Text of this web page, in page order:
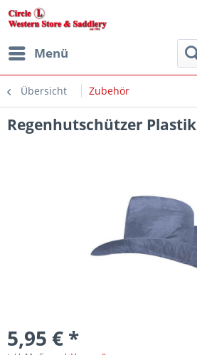
Menü
Übersicht Zubehör
Regenhutschützer Plastik
5,95 € *